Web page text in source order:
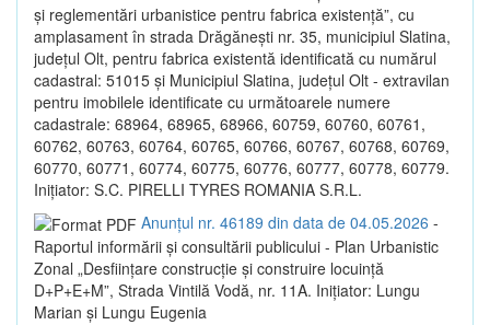
și reglementări urbanistice pentru fabrica existență”, cu
amplasament în strada Drăgănești nr. 35, municipiul Slatina,
județul Olt, pentru fabrica existentă identificată cu numărul
cadastral: 51015 și Municipiul Slatina, județul Olt - extravilan
pentru imobilele identificate cu următoarele numere
cadastrale: 68964, 68965, 68966, 60759, 60760, 60761,
60762, 60763, 60764, 60765, 60766, 60767, 60768, 60769,
60770, 60771, 60774, 60775, 60776, 60777, 60778, 60779.
Inițiator: S.C. PIRELLI TYRES ROMANIA S.R.L.
Anunțul nr. 46189 din data de 04.05.2026 -
Raportul informării și consultării publicului - Plan Urbanistic
Zonal „Desființare construcție și construire locuință
D+P+E+M”, Strada Vintilă Vodă, nr. 11A. Inițiator: Lungu
Marian și Lungu Eugenia